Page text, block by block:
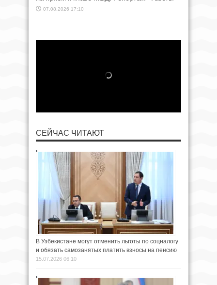
07.08.2026 17:10
СЕЙЧАС ЧИТАЮТ
В Узбекистане могут отменить льготы по соцналогу
и обязать самозанятых платить взносы на пенсию
15.07.2026 06:10